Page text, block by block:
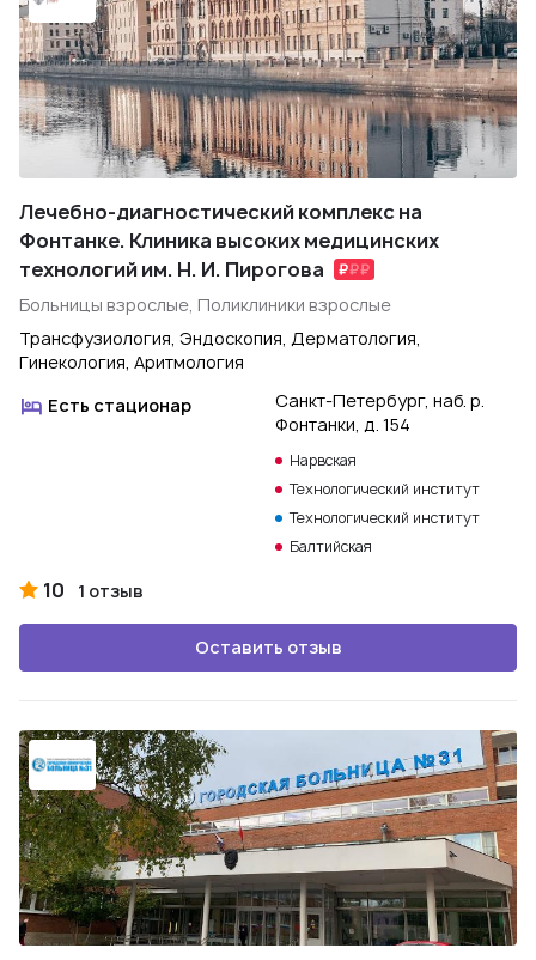
Лечебно-диагностический комплекс на
Фонтанке. Клиника высоких медицинских
технологий им. Н. И. Пирогова
Больницы взрослые, Поликлиники взрослые
Трансфузиология, Эндоскопия, Дерматология,
Гинекология, Аритмология
Есть стационар
Санкт-Петербург, наб. р.
Фонтанки, д. 154
Нарвская
Технологический институт
Технологический институт
Балтийская
10 1 отзыв
Оставить отзыв